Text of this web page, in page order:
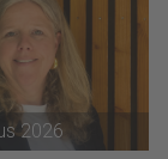
is
2026